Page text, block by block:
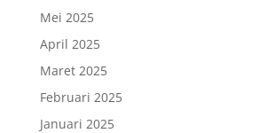
Mei 2025
April 2025
Maret 2025
Februari 2025
Januari 2025